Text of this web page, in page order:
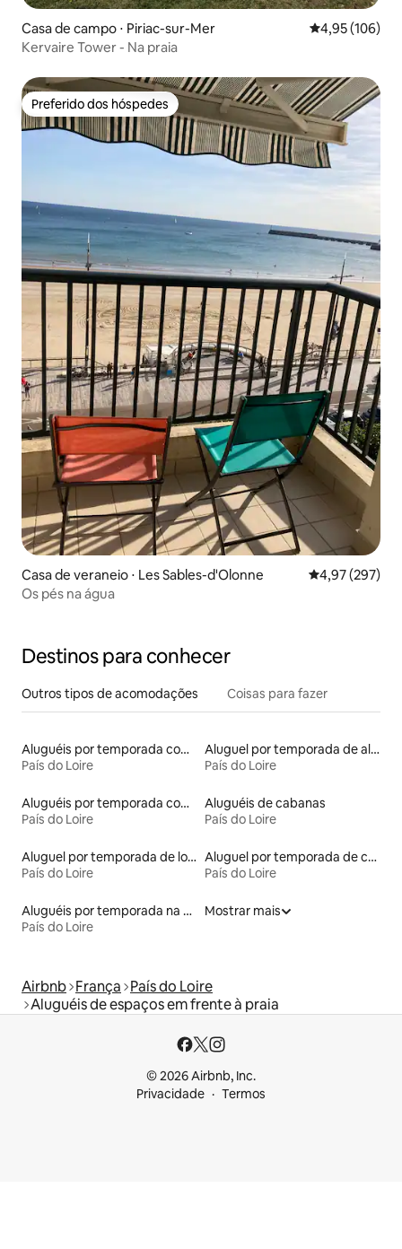
Casa de campo ⋅ Piriac-sur-Mer 4,95 de uma
4,95 (106)
Kervaire Tower - Na praia
Preferido dos hóspedes
Preferido dos hóspedes
Casa de veraneio ⋅ Les Sables-d'Olonne 4,97 de uma
4,97 (297)
Os pés na água
Destinos para conhecer
Outros tipos de acomodações Coisas para fazer
Aluguéis por temporada com banheiro para PCD
País do Loire
Aluguel por temporada de alojamentos ecológicos
País do Loire
Aluguéis por temporada com caiaque
País do Loire
Aluguéis de cabanas
País do Loire
Aluguel por temporada de lofts
País do Loire
Aluguel por temporada de casas-barco
País do Loire
Aluguéis por temporada na orla
País do Loire
Mostrar mais
Airbnb França País do Loire
Aluguéis de espaços em frente à praia
© 2026 Airbnb, Inc.
Privacidade
Termos